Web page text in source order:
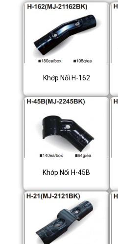
Khớp Nối H-162
Khớp Nối H-45B